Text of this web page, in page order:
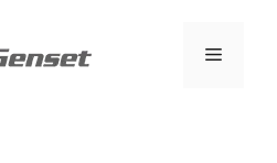
Menu